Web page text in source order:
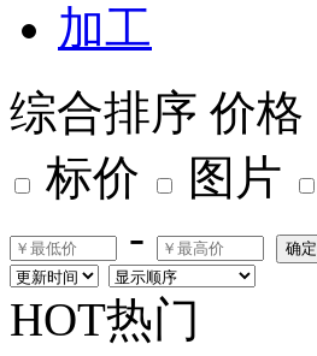
加工
综合排序 价格
标价
图片
-
确定
HOT热门